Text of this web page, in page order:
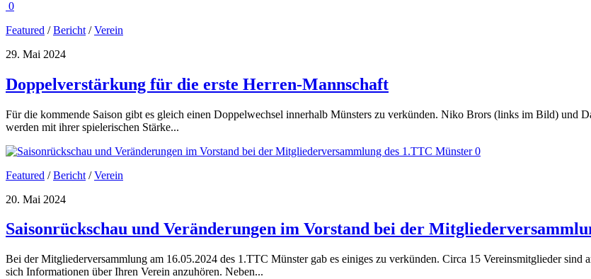
0
Featured /Bericht /Verein
29. Mai 2024
Doppelverstärkung für die erste Herren-Mannschaft
Für die kommende Saison gibt es gleich einen Doppelwechsel innerhalb Münsters zu verkünden. Niko Brors (links im Bild) und
werden mit ihrer spielerischen Stärke...
0
Featured /Bericht /Verein
20. Mai 2024
Saisonrückschau und Veränderungen im Vorstand bei der
Bei der Mitgliederversammlung am 16.05.2024 des 1.TTC Münster gab es einiges zu verkünden. Circa 15 Vereinsmitglieder sind
sich Informationen über Ihren Verein anzuhören. Neben...